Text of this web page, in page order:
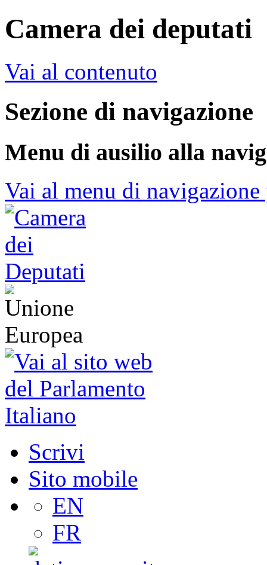
Camera dei deputati
Vai al contenuto
Sezione di navigazione
Menu di ausilio alla
Vai al menu di
Scrivi
Sito mobile
EN
FR